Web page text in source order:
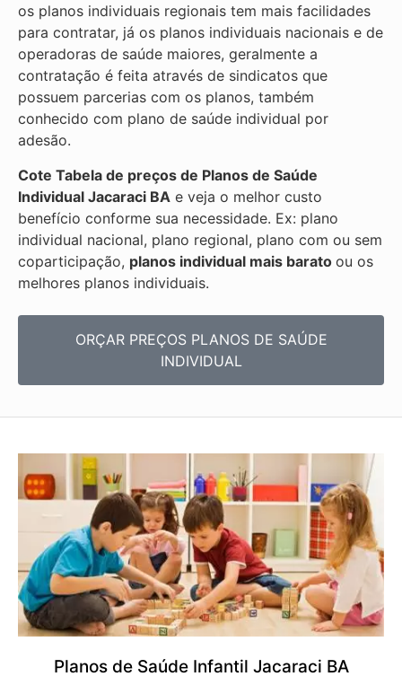
os planos individuais regionais tem mais facilidades
para contratar, já os planos individuais nacionais e de
operadoras de saúde maiores, geralmente a
contratação é feita através de sindicatos que
possuem parcerias com os planos, também
conhecido com plano de saúde individual por
adesão.
Cote Tabela de preços de Planos de Saúde
Individual Jacaraci BA e veja o melhor custo
benefício conforme sua necessidade. Ex: plano
individual nacional, plano regional, plano com ou sem
coparticipação, planos individual mais barato ou os
melhores planos individuais.
ORÇAR PREÇOS PLANOS DE SAÚDE
INDIVIDUAL
Planos de Saúde Infantil Jacaraci BA